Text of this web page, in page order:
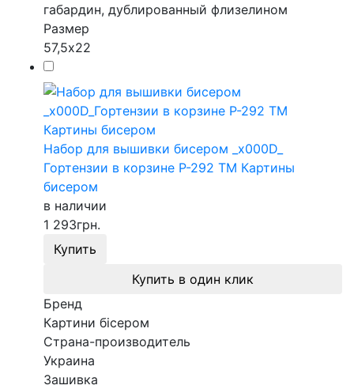
габардин, дублированный флизелином
Размер
57,5х22
Набор для вышивки бисером _x000D_
Гортензии в корзине P-292 ТМ Картины
бисером
в наличии
1 293грн.
Купить
Купить в один клик
Бренд
Картини бісером
Страна-производитель
Украина
Зашивка